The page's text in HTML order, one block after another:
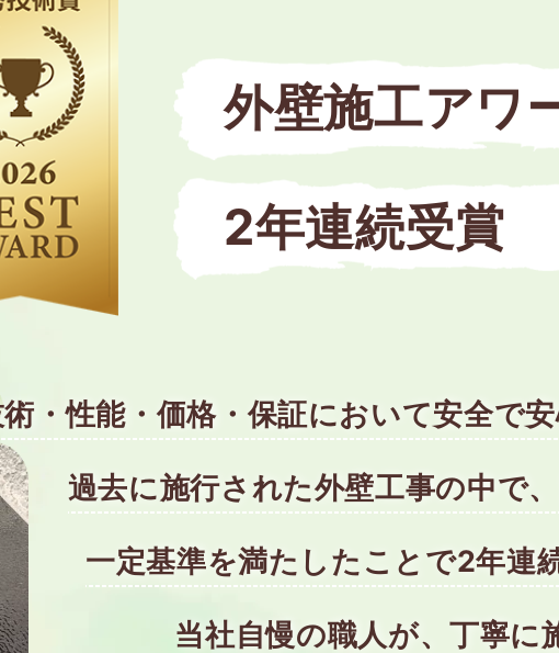
外壁施工アワ
2年連続受賞
・性能・価格・保証において安全で
過去に施行された外壁工事の中で
一定基準を満たしたことで2年連
当社自慢の職人が、丁寧に